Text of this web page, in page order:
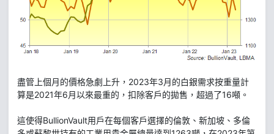
盡管上個月的價格急劇上升，2023年3月的白銀需求按重量計
算是2021年6月以來最重的，扣除客戶的拋售，超過了16噸。
這使得BullionVault用戶在每個客戶選擇的倫敦、新加坡、多倫